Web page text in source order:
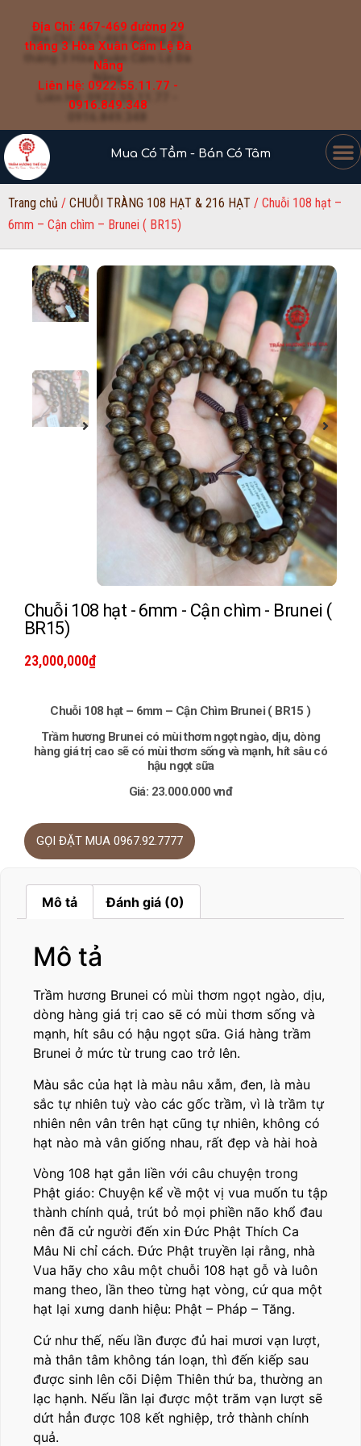
Địa Chỉ: 467-469 đường 29
tháng 3 Hòa Xuân Cẩm Lệ Đà
Nẵng
Liên Hệ: 0922.55.11.77 -
0916.849.348
Mua Có Tầm - Bán Có Tâm
Trang chủ / CHUỖI TRÀNG 108 HẠT & 216 HẠT / Chuỗi 108 hạt –
6mm – Cận chìm – Brunei ( BR15)
Chuỗi 108 hạt - 6mm - Cận chìm - Brunei (
BR15)
23,000,000₫
Chuỗi 108 hạt – 6mm – Cận Chìm Brunei ( BR15 )
Trầm hương Brunei có mùi thơm ngọt ngào, dịu, dòng
hàng giá trị cao sẽ có mùi thơm sống và mạnh, hít sâu có
hậu ngọt sữa
Giá: 23.000.000 vnđ
GỌI ĐẶT MUA 0967.92.7777
Mô tả Đánh giá (0)
Mô tả
Trầm hương Brunei có mùi thơm ngọt ngào, dịu,
dòng hàng giá trị cao sẽ có mùi thơm sống và
mạnh, hít sâu có hậu ngọt sữa. Giá hàng trầm
Brunei ở mức từ trung cao trở lên.
Màu sắc của hạt là màu nâu xẫm, đen, là màu
sắc tự nhiên tuỳ vào các gốc trầm, vì là trầm tự
nhiên nên vân trên hạt cũng tự nhiên, không có
hạt nào mà vân giống nhau, rất đẹp và hài hoà
Vòng 108 hạt gắn liền với câu chuyện trong
Phật giáo: Chuyện kể về một vị vua muốn tu tập
thành chính quả, trút bỏ mọi phiền não khổ đau
nên đã cử người đến xin Đức Phật Thích Ca
Mâu Ni chỉ cách. Đức Phật truyền lại rằng, nhà
Vua hãy cho xâu một chuỗi 108 hạt gỗ và luôn
mang theo, lần theo từng hạt vòng, cứ qua một
hạt lại xưng danh hiệu: Phật – Pháp – Tăng.
Cứ như thế, nếu lần được đủ hai mươi vạn lượt,
mà thân tâm không tán loạn, thì đến kiếp sau
được sinh lên cõi Diệm Thiên thứ ba, thường an
lạc hạnh. Nếu lần lại được một trăm vạn lượt sẽ
dứt hẳn được 108 kết nghiệp, trở thành chính
quả.